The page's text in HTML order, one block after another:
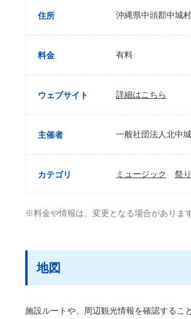
住所 沖縄県中頭郡中城
料金 有料
ウェブサイト 詳細はこちら
主催者 一般社団法人北中
カテゴリ ミュージック 祭り
※料金や情報は、変更となる場合がありま
地図
施設ルートや、周辺観光情報を確認するこ